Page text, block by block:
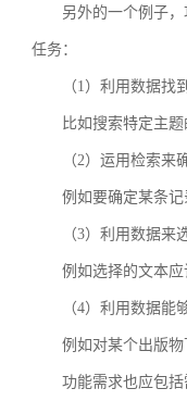
另外的一个例子，
任务：
（1）利用数据找
比如搜索特定主
（2）运用检索来
例如要确定某条
（3）利用数据来
例如选择的文本
（4）利用数据能
例如对某个出版
功能需求也应包括